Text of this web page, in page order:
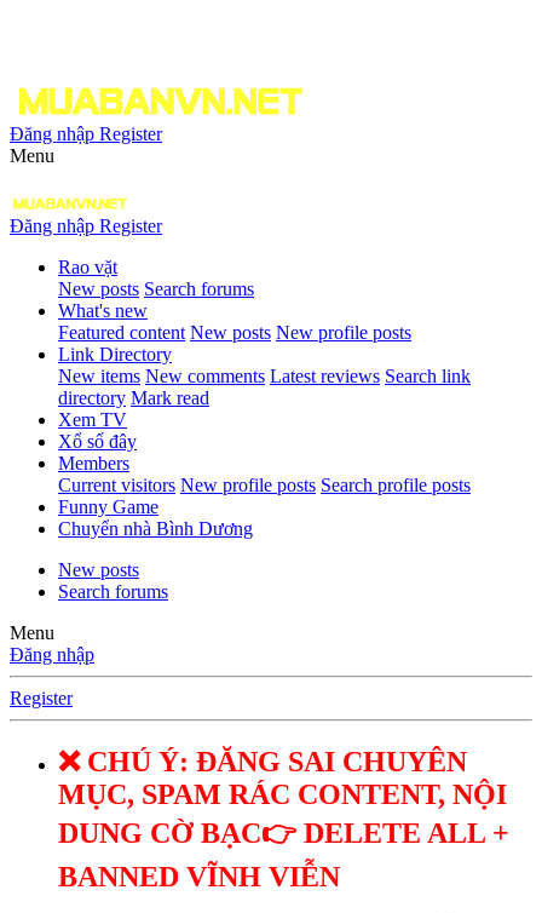
Đăng nhập Register
Menu
Đăng nhập Register
Rao vặt
New posts Search forums
What's new
Featured content New posts New profile posts
Link Directory
New items New comments Latest reviews Search link
directory Mark read
Xem TV
Xổ số đây
Members
Current visitors New profile posts Search profile posts
Funny Game
Chuyển nhà Bình Dương
New posts
Search forums
Menu
Đăng nhập
Register
❌ CHÚ Ý: ĐĂNG SAI CHUYÊN
MỤC, SPAM RÁC CONTENT, NỘI
DUNG CỜ BẠC👉 DELETE ALL +
BANNED VĨNH VIỄN